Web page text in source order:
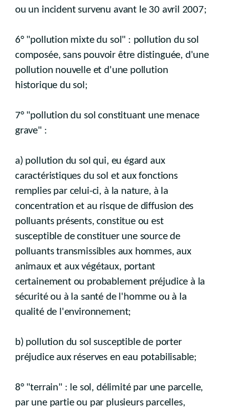
ou un incident survenu avant le 30 avril 2007;
6° "pollution mixte du sol" : pollution du sol
composée, sans pouvoir être distinguée, d'une
pollution nouvelle et d'une pollution
historique du sol;
7° "pollution du sol constituant une menace
grave" :
a) pollution du sol qui, eu égard aux
caractéristiques du sol et aux fonctions
remplies par celui-ci, à la nature, à la
concentration et au risque de diffusion des
polluants présents, constitue ou est
susceptible de constituer une source de
polluants transmissibles aux hommes, aux
animaux et aux végétaux, portant
certainement ou probablement préjudice à la
sécurité ou à la santé de l'homme ou à la
qualité de l'environnement;
b) pollution du sol susceptible de porter
préjudice aux réserves en eau potabilisable;
8° "terrain" : le sol, délimité par une parcelle,
par une partie ou par plusieurs parcelles,